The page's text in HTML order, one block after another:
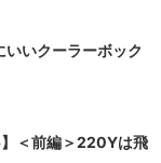
いクーラーボック
＜前編＞220Yは飛